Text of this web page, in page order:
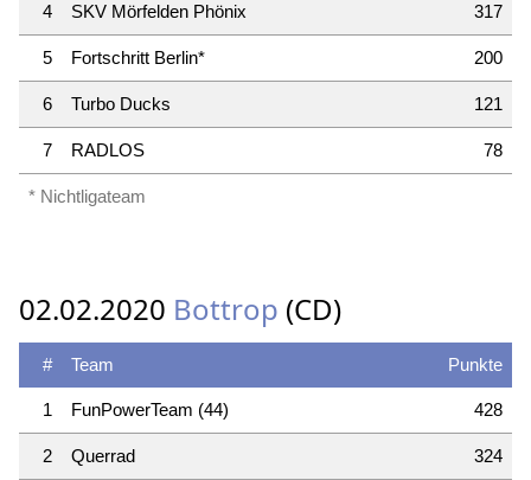
4 317
SKV Mörfelden Phönix
5 200
Fortschritt Berlin*
6 121
Turbo Ducks
7 78
RADLOS
* Nichtligateam
02.02.2020 Bottrop (CD)
# Punkte
Team
1 428
FunPowerTeam (44)
2 324
Querrad